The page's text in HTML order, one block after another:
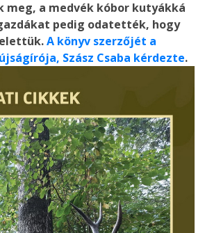
meg, a medvék kóbor kutyákká
pedig odatették, hogy
A könyv szerzőjét a
Szász Csaba kérdezte.